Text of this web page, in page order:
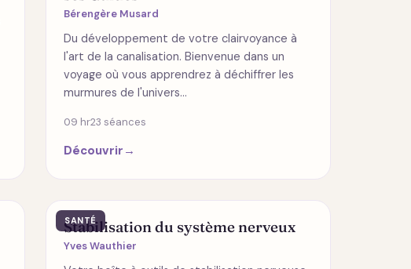
Bérengère Musard
Du développement de votre clairvoyance à
l'art de la canalisation. Bienvenue dans un
voyage où vous apprendrez à déchiffrer les
murmures de l'univers…
09 hr23 séances
Découvrir →
SANTÉ
Stabilisation du système nerveux
Yves Wauthier